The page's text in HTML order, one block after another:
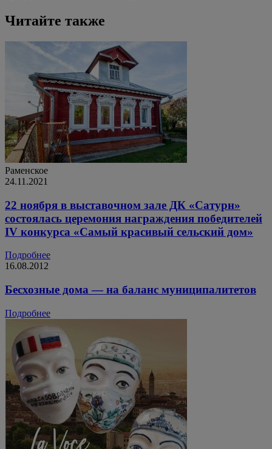
Читайте также
Раменское
24.11.2021
22 ноября в выставочном зале ДК «Сатурн»
состоялась церемония награждения победителей
IV конкурса «Самый красивый сельский дом»
Подробнее
16.08.2012
Бесхозные дома — на баланс муниципалитетов
Подробнее